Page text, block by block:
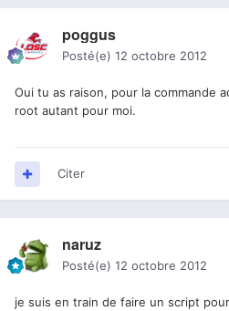
poggus
Posté(e) 12 octobre 2012
Oui tu as raison, pour la commande
root autant pour moi.
Citer
naruz
Posté(e) 12 octobre 2012
je suis en train de faire un script